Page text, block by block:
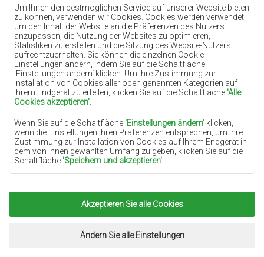
Um Ihnen den bestmöglichen Service auf unserer Website bieten
zu können, verwenden wir Cookies. Cookies werden verwendet,
um den Inhalt der Website an die Präferenzen des Nutzers
anzupassen, die Nutzung der Websites zu optimieren,
Statistiken zu erstellen und die Sitzung des Website-Nutzers
aufrechtzuerhalten. Sie können die einzelnen Cookie-
Einstellungen ändern, indem Sie auf die Schaltfläche
'Einstellungen ändern‘ klicken. Um Ihre Zustimmung zur
Installation von Cookies aller oben genannten Kategorien auf
Ihrem Endgerät zu erteilen, klicken Sie auf die Schaltfläche 'Alle
Cookies akzeptieren'
Wenn Sie auf die Schaltfläche 'Einstellungen ändern' klicken,
wenn die Einstellungen Ihren Präferenzen entsprechen, um Ihre
Zustimmung zur Installation von Cookies auf Ihrem Endgerät in
dem von Ihnen gewählten Umfang zu geben, klicken Sie auf die
Schaltfläche 'Speichern und akzeptieren'
Grundlage für die Verarbeitung das berechtigte Interesse des
Datenverwalters (TEPPICHECHEMEX) oder Dritter in Form der
Bereitstellung qualitativ hochwertiger Dienste auf unserer
Website und der Marketingaktivitäten des Datenverwalters und
seiner vertrauenswürdigen Partner.
Akzeptieren Sie alle Cookies
Ändern Sie alle Einstellungen
Teppiche Lilac
Teppiche Gelb
Teppiche Pfefferminz
Teppiche Blau
Teppiche Orange
Teppiche Rosa
Teppiche Terrakotte
Teppiche Grün
Teppiche Golden
Copyright 2022Teppiche Chemex.Alle Rechte
Umsetzung:www.dimax.pl